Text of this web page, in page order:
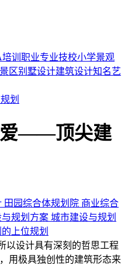
培训 职业专业技校小学景观
区别墅设计建筑设计知名艺
划
爱——顶尖建
田园综合体规划院 商业综合
规划方案 城市建设与规划
上位规划
以设计具有深刻的哲思工程
用极具独创性的建筑形态来